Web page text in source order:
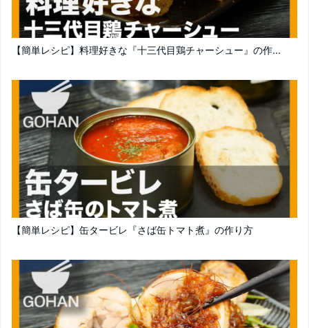
【簡単レシピ】料理好きな『十三代目鶏チャーシュー』の作...
【簡単レシピ】缶タービレ『さば缶トマト煮』の作り方